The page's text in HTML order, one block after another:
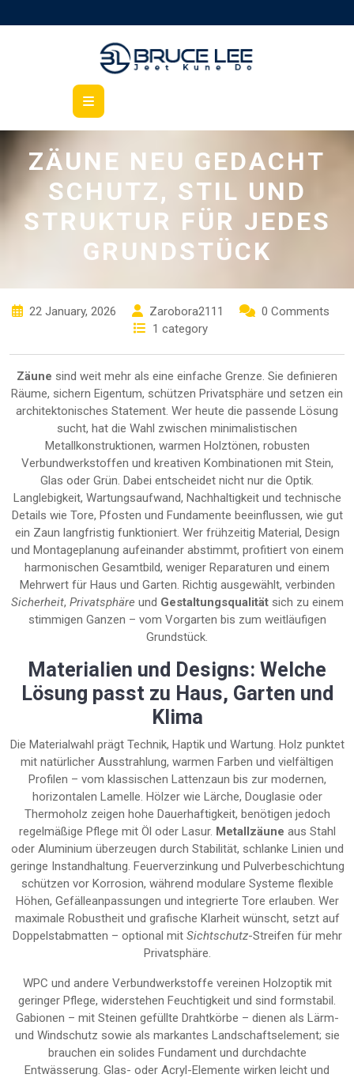
to
Open
Button
ZÄUNE NEU GEDACHT
SCHUTZ, STIL UND
STRUKTUR FÜR JEDES
GRUNDSTÜCK
22 January, 2026 Zarobora2111
0 Comments
1 category
Zäune sind weit mehr als eine einfache Grenze. Sie definieren
Räume, sichern Eigentum, schützen Privatsphäre und setzen ein
architektonisches Statement. Wer heute die passende Lösung
sucht, hat die Wahl zwischen minimalistischen
Metallkonstruktionen, warmen Holztönen, robusten
Verbundwerkstoffen und kreativen Kombinationen mit Stein,
Glas oder Grün. Dabei entscheidet nicht nur die Optik.
Langlebigkeit, Wartungsaufwand, Nachhaltigkeit und technische
Details wie Tore, Pfosten und Fundamente beeinflussen, wie gut
ein Zaun langfristig funktioniert. Wer frühzeitig Material, Design
und Montageplanung aufeinander abstimmt, profitiert von einem
harmonischen Gesamtbild, weniger Reparaturen und einem
Mehrwert für Haus und Garten. Richtig ausgewählt, verbinden
Sicherheit, Privatsphäre und Gestaltungsqualitätsich zu einem
stimmigen Ganzen – vom Vorgarten bis zum weitläufigen
Grundstück.
Materialien und Designs: Welche
Lösung passt zu Haus, Garten und
Klima
Die Materialwahl prägt Technik, Haptik und Wartung. Holz punktet
mit natürlicher Ausstrahlung, warmen Farben und vielfältigen
Profilen – vom klassischen Lattenzaun bis zur modernen,
horizontalen Lamelle. Hölzer wie Lärche, Douglasie oder
Thermoholz zeigen hohe Dauerhaftigkeit, benötigen jedoch
regelmäßige Pflege mit Öl oder Lasur. Metallzäune aus Stahl
oder Aluminium überzeugen durch Stabilität, schlanke Linien und
geringe Instandhaltung. Feuerverzinkung und Pulverbeschichtung
schützen vor Korrosion, während modulare Systeme flexible
Höhen, Gefälleanpassungen und integrierte Tore erlauben. Wer
maximale Robustheit und grafische Klarheit wünscht, setzt auf
Doppelstabmatten – optional mit Sichtschutz-Streifen für mehr
Privatsphäre.
WPC und andere Verbundwerkstoffe vereinen Holzoptik mit
geringer Pflege, widerstehen Feuchtigkeit und sind formstabil.
Gabionen – mit Steinen gefüllte Drahtkörbe – dienen als Lärm-
und Windschutz sowie als markantes Landschaftselement; sie
brauchen ein solides Fundament und durchdachte
Entwässerung. Glas- oder Acryl-Elemente wirken leicht und